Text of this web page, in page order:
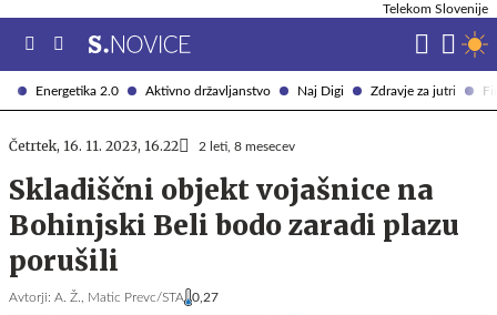
Energetika 2.0 Aktivno državljanstvo Naj Digi Zdravje za jutri
Telekom Slovenije
Četrtek, 16. 11. 2023, 16.22 2 leti, 8 mesecev
Skladiščni objekt vojašnice na
Bohinjski Beli bodo zaradi plazu
porušili
Avtorji: A. Ž., Matic Prevc/STA 0,27